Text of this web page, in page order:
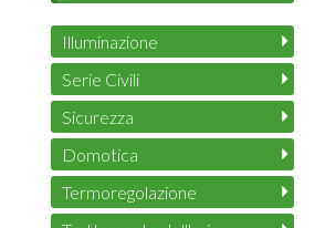
Illuminazione
Serie Civili
Sicurezza
Domotica
Termoregolazione